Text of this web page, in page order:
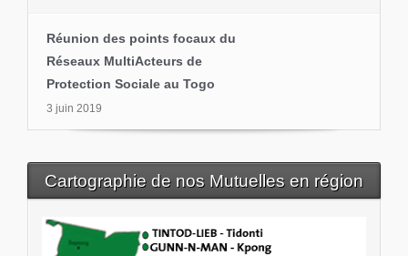
Réunion des points focaux du
Réseaux MultiActeurs de
Protection Sociale au Togo
3 juin 2019
Cartographie de nos Mutuelles en région